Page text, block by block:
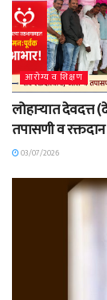
आरोग्य व शिक्षण
लोहाऱ्यात देवदत्त
तपासणी व रक्तदान
03/07/2026